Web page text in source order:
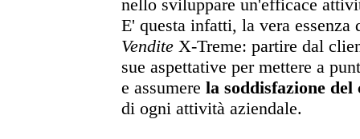
nello sviluppare un'efficace
E' questa infatti, la vera
VenditeX-Treme: partire dal
sue aspettative per mettere a
e assumere la soddisfazione del
di ogni attività aziendale.